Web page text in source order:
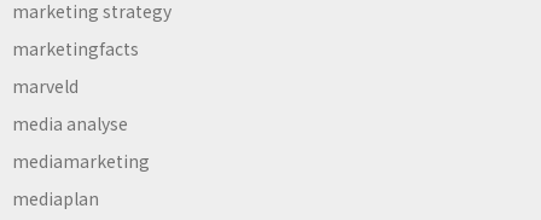
marketing strategy
marketingfacts
marveld
media analyse
mediamarketing
mediaplan